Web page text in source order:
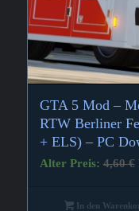
GTA 5 Mod –
RTW Berliner
+ ELS) – PC
Alter Preis: 4,60€
In den